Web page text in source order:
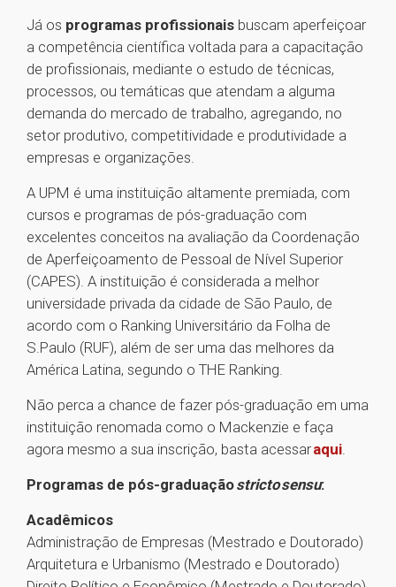
Já os programas profissionais buscam aperfeiçoar
a competência científica voltada para a capacitação
de profissionais, mediante o estudo de técnicas,
processos, ou temáticas que atendam a alguma
demanda do mercado de trabalho, agregando, no
setor produtivo, competitividade e produtividade a
empresas e organizações.
A UPM é uma instituição altamente premiada, com
cursos e programas de pós-graduação com
excelentes conceitos na avaliação da Coordenação
de Aperfeiçoamento de Pessoal de Nível Superior
(CAPES). A instituição é considerada a melhor
universidade privada da cidade de São Paulo, de
acordo com o Ranking Universitário da Folha de
S.Paulo (RUF), além de ser uma das melhores da
América Latina, segundo o THE Ranking.
Não perca a chance de fazer pós-graduação em uma
instituição renomada como o Mackenzie e faça
agora mesmo a sua inscrição, basta acessaraqui.
Programas de pós-graduaçãostricto sensu:
Acadêmicos
Administração de Empresas (Mestrado e Doutorado)
Arquitetura e Urbanismo (Mestrado e Doutorado)